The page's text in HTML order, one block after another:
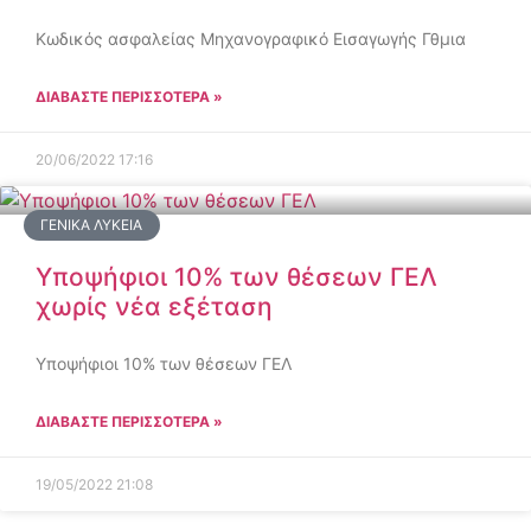
Κωδικός ασφαλείας Μηχανογραφικό Εισαγωγής Γθμια
ΔΙΑΒΑΣΤΕ ΠΕΡΙΣΣΟΤΕΡΑ »
20/06/2022 17:16
ΓΕΝΙΚΆ ΛΎΚΕΙΑ
Υποψήφιοι 10% των θέσεων ΓΕΛ
χωρίς νέα εξέταση
Υποψήφιοι 10% των θέσεων ΓΕΛ
ΔΙΑΒΑΣΤΕ ΠΕΡΙΣΣΟΤΕΡΑ »
19/05/2022 21:08